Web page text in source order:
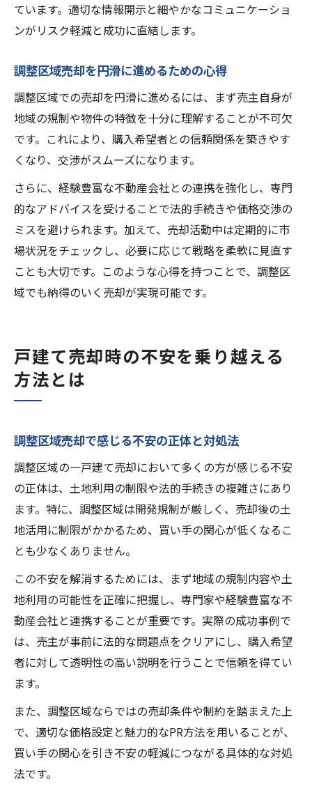
ています。適切な情報開示と細やかなコミュニケーショ
ンがリスク軽減と成功に直結します。
調整区域売却を円滑に進めるための心得
調整区域での売却を円滑に進めるには、まず売主自身が
地域の規制や物件の特徴を十分に理解することが不可欠
です。これにより、購入希望者との信頼関係を築きやす
くなり、交渉がスムーズになります。
さらに、経験豊富な不動産会社との連携を強化し、専門
的なアドバイスを受けることで法的手続きや価格交渉の
ミスを避けられます。加えて、売却活動中は定期的に市
場状況をチェックし、必要に応じて戦略を柔軟に見直す
ことも大切です。このような心得を持つことで、調整区
域でも納得のいく売却が実現可能です。
戸建て売却時の不安を乗り越える
方法とは
調整区域売却で感じる不安の正体と対処法
調整区域の一戸建て売却において多くの方が感じる不安
の正体は、土地利用の制限や法的手続きの複雑さにあり
ます。特に、調整区域は開発規制が厳しく、売却後の土
地活用に制限がかかるため、買い手の関心が低くなるこ
とも少なくありません。
この不安を解消するためには、まず地域の規制内容や土
地利用の可能性を正確に把握し、専門家や経験豊富な不
動産会社と連携することが重要です。実際の成功事例で
は、売主が事前に法的な問題点をクリアにし、購入希望
者に対して透明性の高い説明を行うことで信頼を得てい
ます。
また、調整区域ならではの売却条件や制約を踏まえた上
で、適切な価格設定と魅力的なPR方法を用いることが、
買い手の関心を引き不安の軽減につながる具体的な対処
法です。